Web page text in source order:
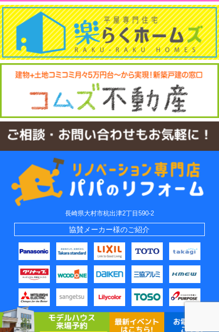
長崎県大村市杭出津2丁目590-2
協賛メーカー様のご紹介